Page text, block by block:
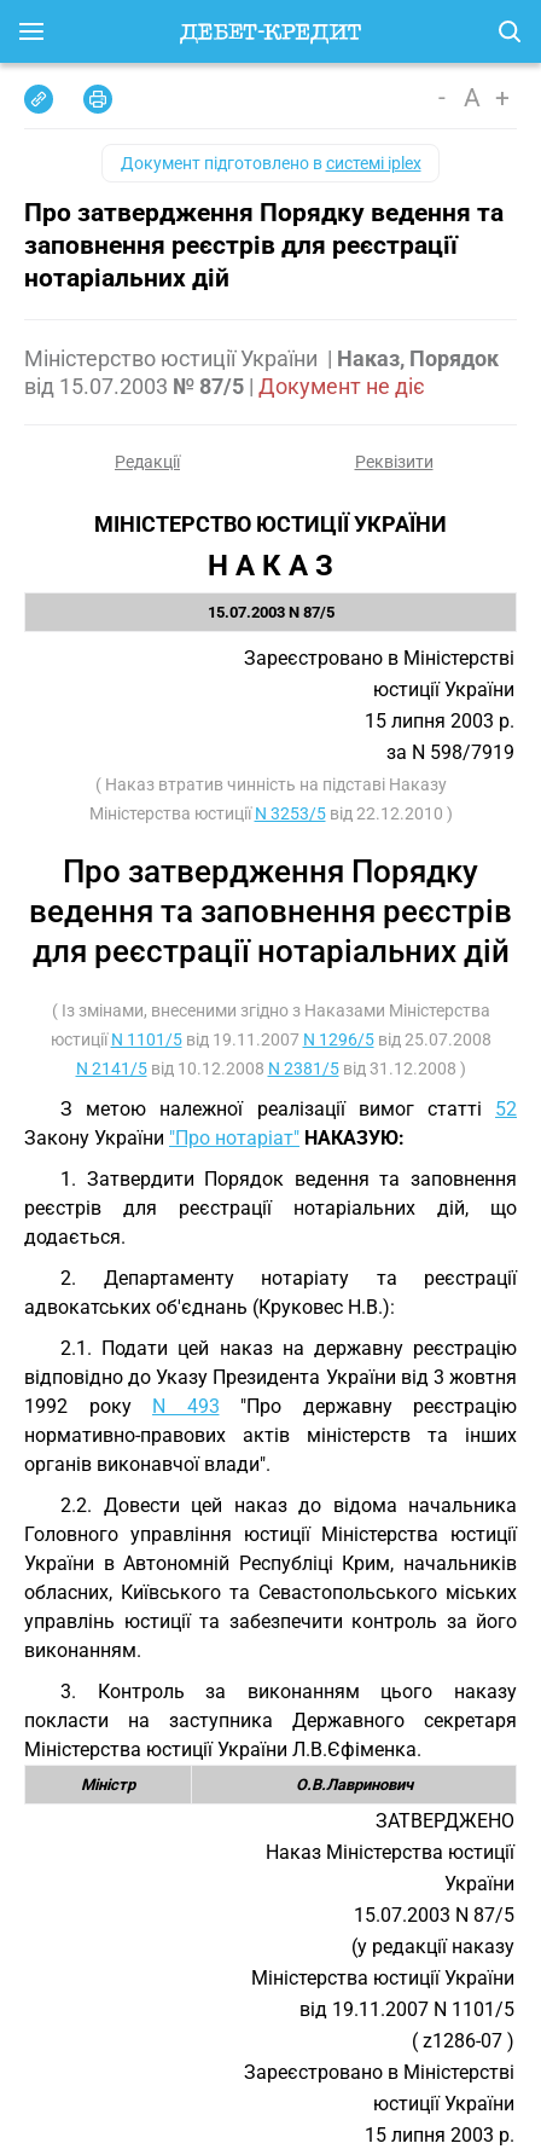
- A +
Документ підготовлено всистемі iplex
Про затвердження Порядку ведення та
заповнення реєстрів для реєстрації
нотаріальних дій
Міністерство юстиції України | Наказ, Порядок
від 15.07.2003 № 87/5 | Документ не діє
Редакції Реквізити
МІНІСТЕРСТВО ЮСТИЦІЇ УКРАЇНИ
Н А К А З
15.07.2003 N 87/5
Зареєстровано в Міністерстві
юстиції України
15 липня 2003 р.
за N 598/7919
( Наказ втратив чинність на підставі Наказу
Міністерства юстиціїN 3253/5від 22.12.2010 )
Про затвердження Порядку
ведення та заповнення реєстрів
для реєстрації нотаріальних дій
( Із змінами, внесеними згідно з Наказами Міністерства
юстиціїN 1101/5від 19.11.2007 N 1296/5від 25.07.2008
N 2141/5від 10.12.2008 N 2381/5від 31.12.2008 )
З метою належної реалізації вимог статті 52
Закону України "Про нотаріат" НАКАЗУЮ:
1. Затвердити Порядок ведення та заповнення
реєстрів для реєстрації нотаріальних дій, що
додається.
2. Департаменту нотаріату та реєстрації
адвокатських об'єднань (Круковес Н.В.):
2.1. Подати цей наказ на державну реєстрацію
відповідно до Указу Президента України від 3 жовтня
1992 року N 493 "Про державну реєстрацію
нормативно-правових актів міністерств та інших
органів виконавчої влади".
2.2. Довести цей наказ до відома начальника
Головного управління юстиції Міністерства юстиції
України в Автономній Республіці Крим, начальників
обласних, Київського та Севастопольського міських
управлінь юстиції та забезпечити контроль за його
виконанням.
3. Контроль за виконанням цього наказу
покласти на заступника Державного секретаря
Міністерства юстиції України Л.В.Єфіменка.
Міністр О.В.Лавринович
ЗАТВЕРДЖЕНО
Наказ Міністерства юстиції
України
15.07.2003 N 87/5
(у редакції наказу
Міністерства юстиції України
від 19.11.2007 N 1101/5
( z1286-07 )
Зареєстровано в Міністерстві
юстиції України
15 липня 2003 р.